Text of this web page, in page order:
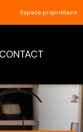
Espace propriétaire
CONTACT